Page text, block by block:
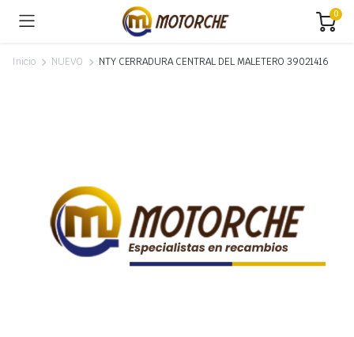
0
Inicio NUEVO NTY CERRADURA CENTRAL DEL MALETERO 39021416